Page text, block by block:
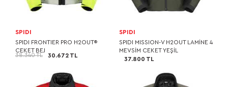
SPIDI
SPIDI FRONTIER PRO H2OUT®
CEKET BEJ
38.340 TL 30.672 TL
SPIDI
SPIDI MISSION-V H2OUT LAMİNE 4
MEVSİM CEKET YEŞİL
37.800 TL